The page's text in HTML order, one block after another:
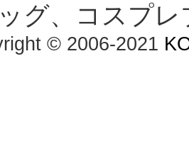
グ、コスプ
© 2006-2021